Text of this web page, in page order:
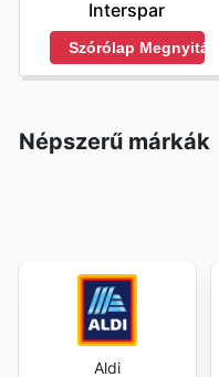
Interspar
Szórólap Megnyitása
Népszerű márkák
Aldi